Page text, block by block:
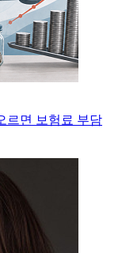
르면 보험료 부담